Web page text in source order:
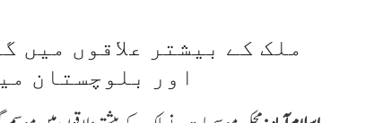
ملک کے بیشتر علاقوں میں
اور بلوچستان